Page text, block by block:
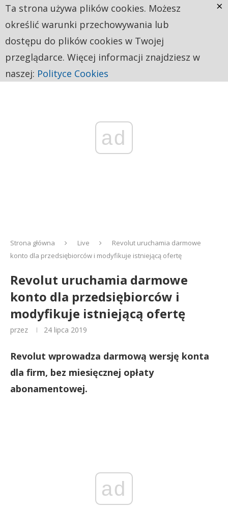
ad
Strona główna Live
Revolut uruchamia darmowe
konto dla przedsiębiorców i modyfikuje istniejącą ofertę
Revolut uruchamia darmowe
konto dla przedsiębiorców i
modyfikuje istniejącą ofertę
przez 24 lipca 2019
Revolut wprowadza darmową wersję konta
dla firm, bez miesięcznej opłaty
abonamentowej.
ad
Ta strona używa plików cookies. Możesz
określić warunki przechowywania lub
dostępu do plików cookies w Twojej
przeglądarce. Więcej informacji znajdziesz w
naszej: Polityce Cookies
×